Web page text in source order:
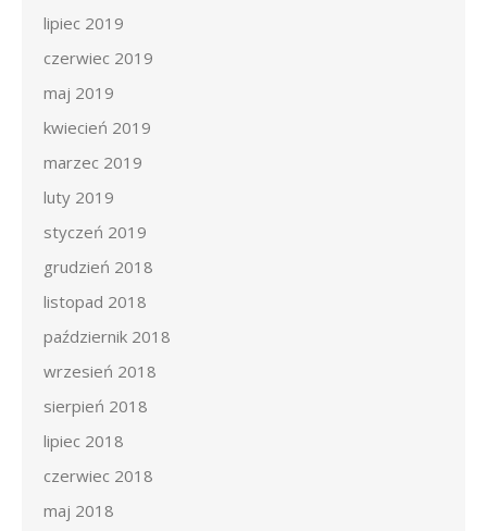
lipiec 2019
czerwiec 2019
maj 2019
kwiecień 2019
marzec 2019
luty 2019
styczeń 2019
grudzień 2018
listopad 2018
październik 2018
wrzesień 2018
sierpień 2018
lipiec 2018
czerwiec 2018
maj 2018